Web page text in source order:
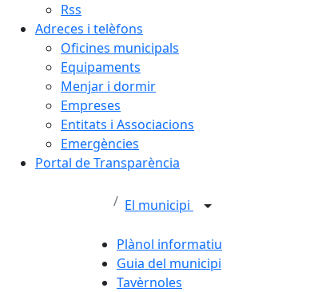
Rss
Adreces i telèfons
Oficines municipals
Equipaments
Menjar i dormir
Empreses
Entitats i Associacions
Emergències
Portal de Transparència
El municipi
Plànol informatiu
Guia del municipi
Tavèrnoles